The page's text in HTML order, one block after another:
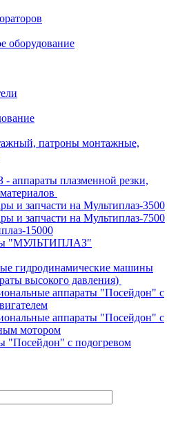
оборудование
патроны монтажные,
плазменной резки,
и запчасти на Мультиплаз-3500
и запчасти на Мультиплаз-7500
15000
"МУЛЬТИПЛАЗ"
гидродинамические машины
высокого давления)
аппараты "Посейдон" с
аппараты "Посейдон" с
мотором
"Посейдон" с подогревом